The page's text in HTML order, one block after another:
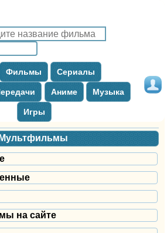
Фильмы Сериалы
Аниме Музыка
Игры
Мультфильмы
на сайте